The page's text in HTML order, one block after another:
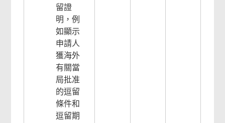
留證
明，例
如顯示
申請人
獲海外
有關當
局批准
的逗留
條件和
逗留期